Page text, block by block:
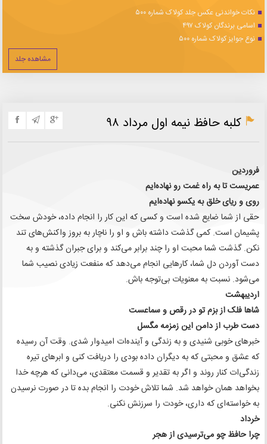
نکات خواندنی عکس جلد کولاک شماره ۵۰۰
اسامی برندگان کولاک ۴۹۷
نوع جوایز کولاک شماره ۵۰۰
مشاهده جلد
کلبه حافظ نیمه اول مرداد ۹۸
فروردین
عمریست تا به راه غمت رو نهاده‌ایم
روی و ریای خلق به یکسو نهاده‌ایم
حقی از شما ضایع شده است و کسی که این کار را انجام داده، خودش سخت
پشیمان است. کمی گذشت داشته باش و او را ناچار به بروز واکنش‌های تند
نکن. گذشت شما محبت او را چند برابر می‌کند و برای جبران گذشته و به
دست آوردن دل شما، کارهایی انجام می‌دهد که منفعت زیادی نصیب شما
می‌شود. نسبت به معنویات بی‌توجه باش.
اردیبهشت
شاها فلک از بزم تو در رقص و سماعست
دست طرب از دامن این زمزمه مگسل
خبرهای خوبی شنیدی و به زندگی و آینده‌ات امیدوار شدی. وقت آن رسیده
که عشق و محبتی که به دیگران داده بودی را دریافت کنی و ابرهای تیره
زندگی‌ات کنار روند و اگر به تقدیر و قسمت معتقدی، می‌دانی که هرچه خدا
بخواهد همان خواهد شد. شما تلاش خودت را انجام بده تا در صورت نرسیدن
به خواسته‌ای که داری، خودت را سرزنش نکنی.
خرداد
چرا حافظ چو می‌ترسیدی از هجر